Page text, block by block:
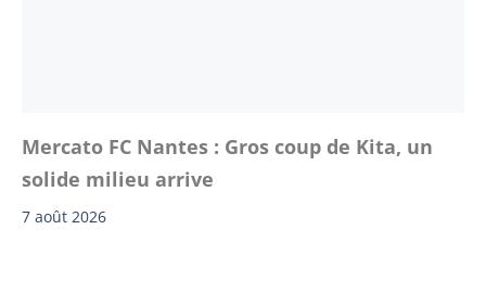
Mercato FC Nantes : Gros coup de Kita, un
solide milieu arrive
7 août 2026